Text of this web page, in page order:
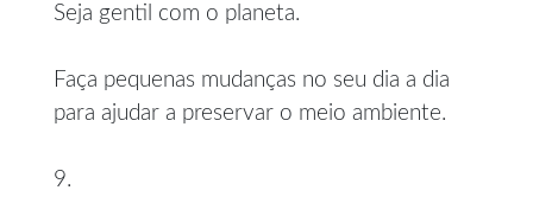
Seja gentil com o planeta.
Faça pequenas mudanças no seu dia a dia
para ajudar a preservar o meio ambiente.
9.